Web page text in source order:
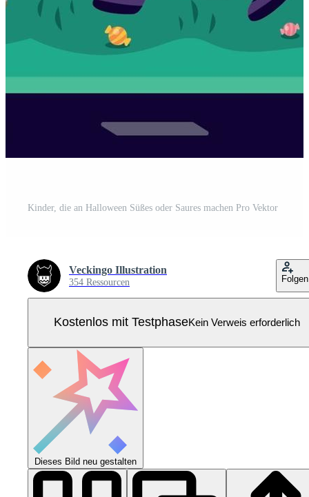
Kinder, die an Halloween Süßes oder Saures machen Pro Vektor
Veckingo Illustration
354 Ressourcen Folgen
Kostenlos mit TestphaseKein Verweis erforderlich
Dieses Bild neu gestalten